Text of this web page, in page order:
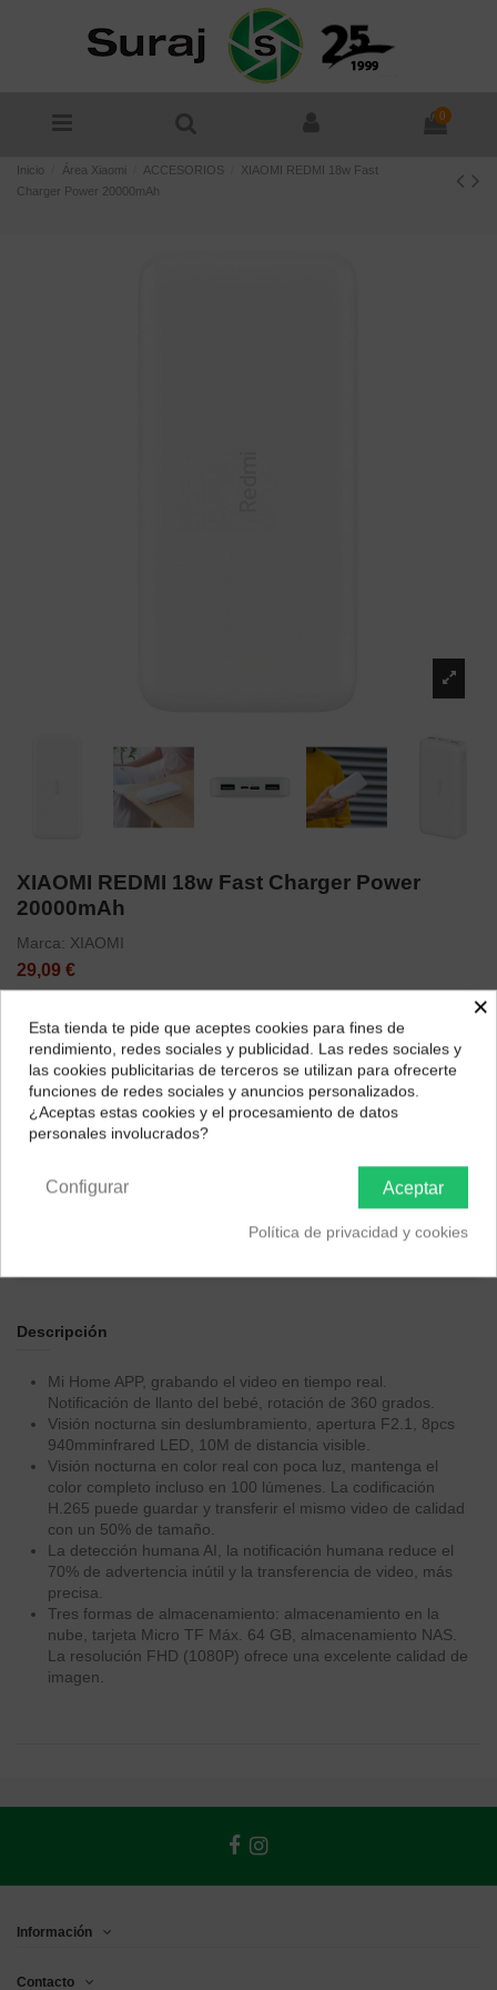
0
Inicio Área Xiaomi ACCESORIOS
XIAOMI REDMI 18w Fast
Charger Power 20000mAh
XIAOMI REDMI 18w Fast Charger Power
20000mAh
Marca: XIAOMI
29,09 €
Color
BlancoNegro
Descripción
Mi Home APP, grabando el video en tiempo real.
Notificación de llanto del bebé, rotación de 360 grados.
Visión nocturna sin deslumbramiento, apertura F2.1, 8pcs
940mminfrared LED, 10M de distancia visible.
Visión nocturna en color real con poca luz, mantenga el
color completo incluso en 100 lúmenes. La codificación
H.265 puede guardar y transferir el mismo video de calidad
con un 50% de tamaño.
La detección humana AI, la notificación humana reduce el
70% de advertencia inútil y la transferencia de video, más
precisa.
Tres formas de almacenamiento: almacenamiento en la
nube, tarjeta Micro TF Máx. 64 GB, almacenamiento NAS.
La resolución FHD (1080P) ofrece una excelente calidad de
imagen.
Información
Contacto
¿Dónde deseas recibir tu pedido?
Selecciona tu ubicación para mostrarte los precios e
impuestos correctos para tu región.
×
Esta tienda te pide que aceptes cookies para fines de
rendimiento, redes sociales y publicidad. Las redes sociales y
las cookies publicitarias de terceros se utilizan para ofrecerte
funciones de redes sociales y anuncios personalizados.
¿Aceptas estas cookies y el procesamiento de datos
personales involucrados?
Aceptar
Configurar
Política de privacidad y cookies